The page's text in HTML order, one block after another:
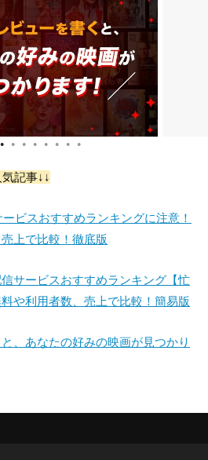
● ● ● ● ● ● ● ●
記事↓↓
ービスおすすめランキングに注意！
上で比較！徹底版
サービスおすすめランキング【忙
や利用者数、売上で比較！簡易版
、あなたの好みの映画が見つかり